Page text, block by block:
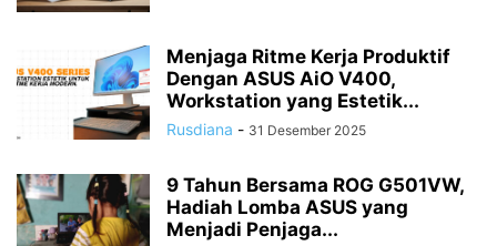
Menjaga Ritme Kerja Produktif
Dengan ASUS AiO V400,
Workstation yang Estetik...
Rusdiana - 31 Desember 2025
9 Tahun Bersama ROG G501VW,
Hadiah Lomba ASUS yang
Menjadi Penjaga...